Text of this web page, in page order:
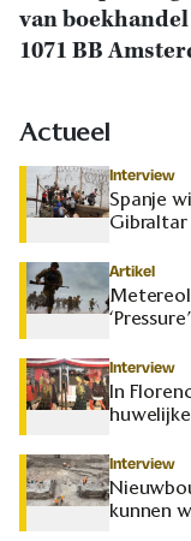
van
1071 BB
Actueel
Interview
Spanje
Artikel
‘Pressure’
Interview
In
Interview
kunnen